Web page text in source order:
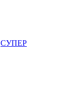
СУПЕР